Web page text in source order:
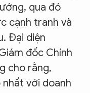
qua đó
cạnh tranh và
Đại diện
đốc Chính
cho rằng,
với doanh